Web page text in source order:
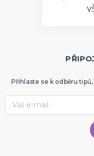
Přihlaste se k odběru